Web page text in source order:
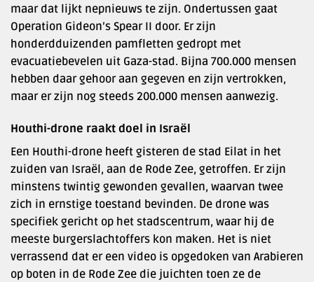
maar dat lijkt nepnieuws te zijn. Ondertussen gaat
Operation Gideon’s Spear II door. Er zijn
honderdduizenden pamfletten gedropt met
evacuatiebevelen uit Gaza-stad. Bijna 700.000 mensen
hebben daar gehoor aan gegeven en zijn vertrokken,
maar er zijn nog steeds 200.000 mensen aanwezig.
Houthi-drone raakt doel in Israël
Een Houthi-drone heeft gisteren de stad Eilat in het
zuiden van Israël, aan de Rode Zee, getroffen. Er zijn
minstens twintig gewonden gevallen, waarvan twee
zich in ernstige toestand bevinden. De drone was
specifiek gericht op het stadscentrum, waar hij de
meeste burgerslachtoffers kon maken. Het is niet
verrassend dat er een video is opgedoken van Arabieren
op boten in de Rode Zee die juichten toen ze de